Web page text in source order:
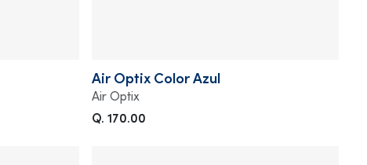
Air Optix Color Azul
Air Optix
Q. 170.00